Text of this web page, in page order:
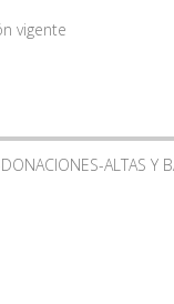
vigente
ALTAS